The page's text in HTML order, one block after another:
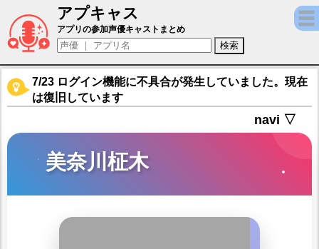
アプキャス
美奈川柾木（声優：一宮桜)【凍京NECRO
アプリの参加声優キャストまとめ
7/23 ログイン機能に不具合が発生していました。現在
は復旧しています
navi ▽
美奈川柾木